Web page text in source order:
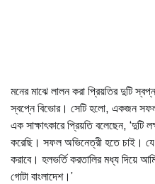
মনের মাঝে লালন করা প্রিয়তির দুটি
স্বপ্নে বিভোর। সেটি হলো, একজন
এক সাক্ষাৎকারে প্রিয়তি বলেছেন,
করেছি। সফল অভিনেত্রী হতে চাই।
করাবে। হলভর্তি করতালির মধ্য দিয়ে
গোটা বাংলাদেশ।’